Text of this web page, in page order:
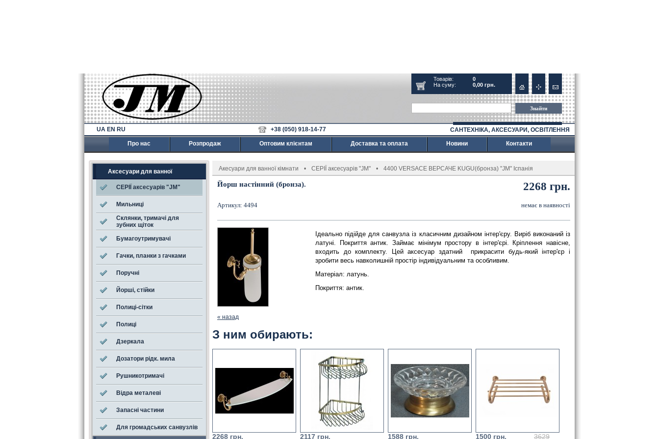
Товарів:
0
На суму:
0,00 грн.
САНТЕХНІКА, АКСЕСУАРИ, ОСВІТЛЕННЯ
UA EN RU +38 (050) 918-14-77
Знайти
Про нас Розпродаж Оптовим клієнтам Доставка та оплата Новини Контакти
Аксесуари для ванної
СЕРІЇ аксесуарів "JM"
Мильниці
Склянки, тримачі для
зубних щіток
Бумагоутримувачі
Гачки, планки з гачками
Поручні
Йорші, стійки
Полиці-сітки
Полиці
Дзеркала
Дозатори рідк. мила
Рушникотримачі
Відра металеві
Запасні частини
Для громадських санвузлів
Акесуари для ванної кімнати • СЕРІЇ аксесуарів "JM" • 4400 VERSACE ВЕРСАЧЕ KUGU(бронза) "JM" Іспанія
Йорш настінний (бронза). 2268 грн.
Артикул: 4494 немає в наявності
Ідеально підійде для санвузла із класичним дизайном інтер'єру. Виріб виконаний із
латуні. Покриття антик. Займає мінімум простору в інтер'єрі. Кріплення навісне,
входить до комплекту.
Цей аксесуар здатний прикрасити будь-який інтер'єр і
зробити весь навколишній простір індивідуальним та особливим.
Матеріал: латунь.
Покриття: антик.
« назад
З ним обирають:
2268 грн. 2117 грн. 1588 грн. 1500 грн.
3629